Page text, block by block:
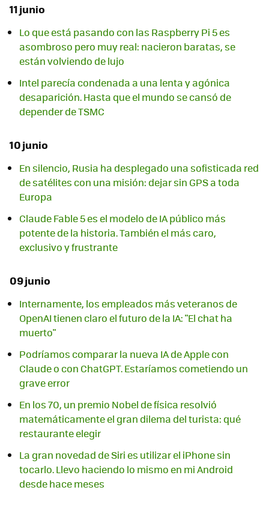
11 junio
Lo que está pasando con las Raspberry Pi 5 es
asombroso pero muy real: nacieron baratas, se
están volviendo de lujo
Intel parecía condenada a una lenta y agónica
desaparición. Hasta que el mundo se cansó de
depender de TSMC
10 junio
En silencio, Rusia ha desplegado una sofisticada red
de satélites con una misión: dejar sin GPS a toda
Europa
Claude Fable 5 es el modelo de IA público más
potente de la historia. También el más caro,
exclusivo y frustrante
09 junio
Internamente, los empleados más veteranos de
OpenAI tienen claro el futuro de la IA: "El chat ha
muerto"
Podríamos comparar la nueva IA de Apple con
Claude o con ChatGPT. Estaríamos cometiendo un
grave error
En los 70, un premio Nobel de física resolvió
matemáticamente el gran dilema del turista: qué
restaurante elegir
La gran novedad de Siri es utilizar el iPhone sin
tocarlo. Llevo haciendo lo mismo en mi Android
desde hace meses